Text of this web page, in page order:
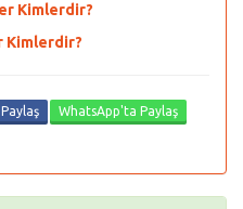
Kimlerdir?
Kimlerdir?
WhatsApp'ta Paylaş